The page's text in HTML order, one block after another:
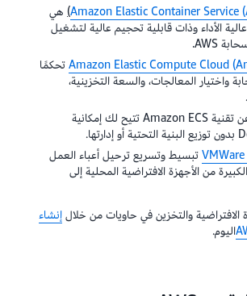
) هي
الأداء وذات قابلية تحجيم عالية لتشغيل
Amazon Elastic Compute Cloudتحكمًا
واختيار المعالجات، والسعة التخزينية،
عبارة عن تقنية Amazon ECS تتيح لك إمكانية
تبسيط وتسريع ترحيل أعباء العمل
من الأجهزة الافتراضية المحلية إلى
الافتراضية والتخزين في حاويات من خلالإنشاء
اليوم.